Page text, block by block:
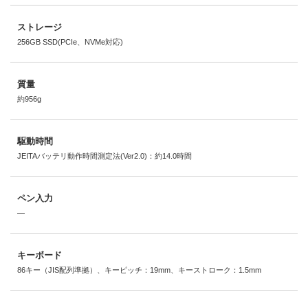
ストレージ
256GB SSD(PCIe、NVMe対応)
質量
約956g
駆動時間
JEITAバッテリ動作時間測定法(Ver2.0)：約14.0時間
ペン入力
―
キーボード
86キー（JIS配列準拠）、キーピッチ：19mm、キーストローク：1.5mm